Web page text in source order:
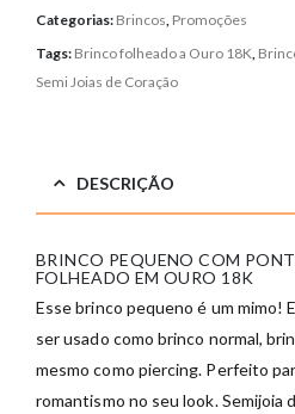
Categorias: Brincos, Promoções
Tags: Brinco folheado a Ouro 18K
Semi Joias de Coração
DESCRIÇÃO
BRINCO PEQUENO COM
FOLHEADO EM OURO 18K
Esse brinco pequeno é um mimo!
ser usado como brinco normal,
mesmo como piercing. Perfeito
romantismo no seu look. Semijoia